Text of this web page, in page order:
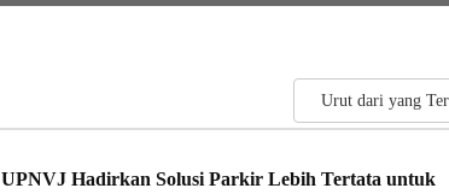
Urut dari yang
UPNVJ Hadirkan Solusi Parkir Lebih Tertata untuk